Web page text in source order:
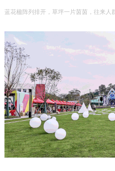
蓝花楹阵列排开，草坪一片茵茵，往来人